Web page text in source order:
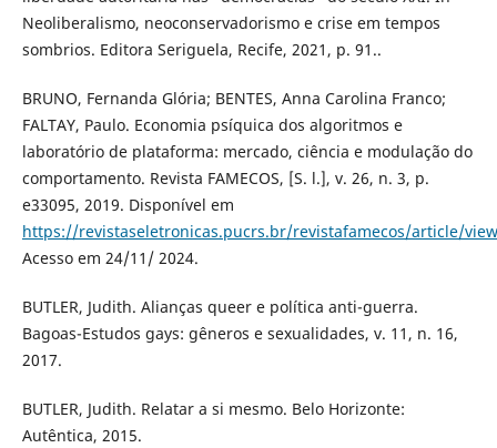
Neoliberalismo, neoconservadorismo e crise em tempos
sombrios. Editora Seriguela, Recife, 2021, p. 91..
BRUNO, Fernanda Glória; BENTES, Anna Carolina Franco;
FALTAY, Paulo. Economia psíquica dos algoritmos e
laboratório de plataforma: mercado, ciência e modulação do
comportamento. Revista FAMECOS, [S. l.], v. 26, n. 3, p.
e33095, 2019. Disponível em
https://revistaseletronicas.pucrs.br/revistafamecos/article/
Acesso em 24/11/ 2024.
BUTLER, Judith. Alianças queer e política anti-guerra.
Bagoas-Estudos gays: gêneros e sexualidades, v. 11, n. 16,
2017.
BUTLER, Judith. Relatar a si mesmo. Belo Horizonte:
Autêntica, 2015.